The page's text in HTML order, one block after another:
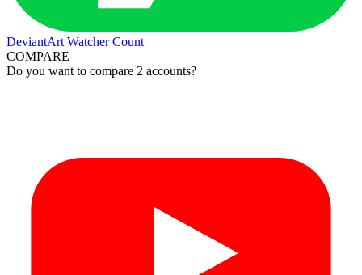
DeviantArt Watcher Count
COMPARE
Do you want to compare 2 accounts?